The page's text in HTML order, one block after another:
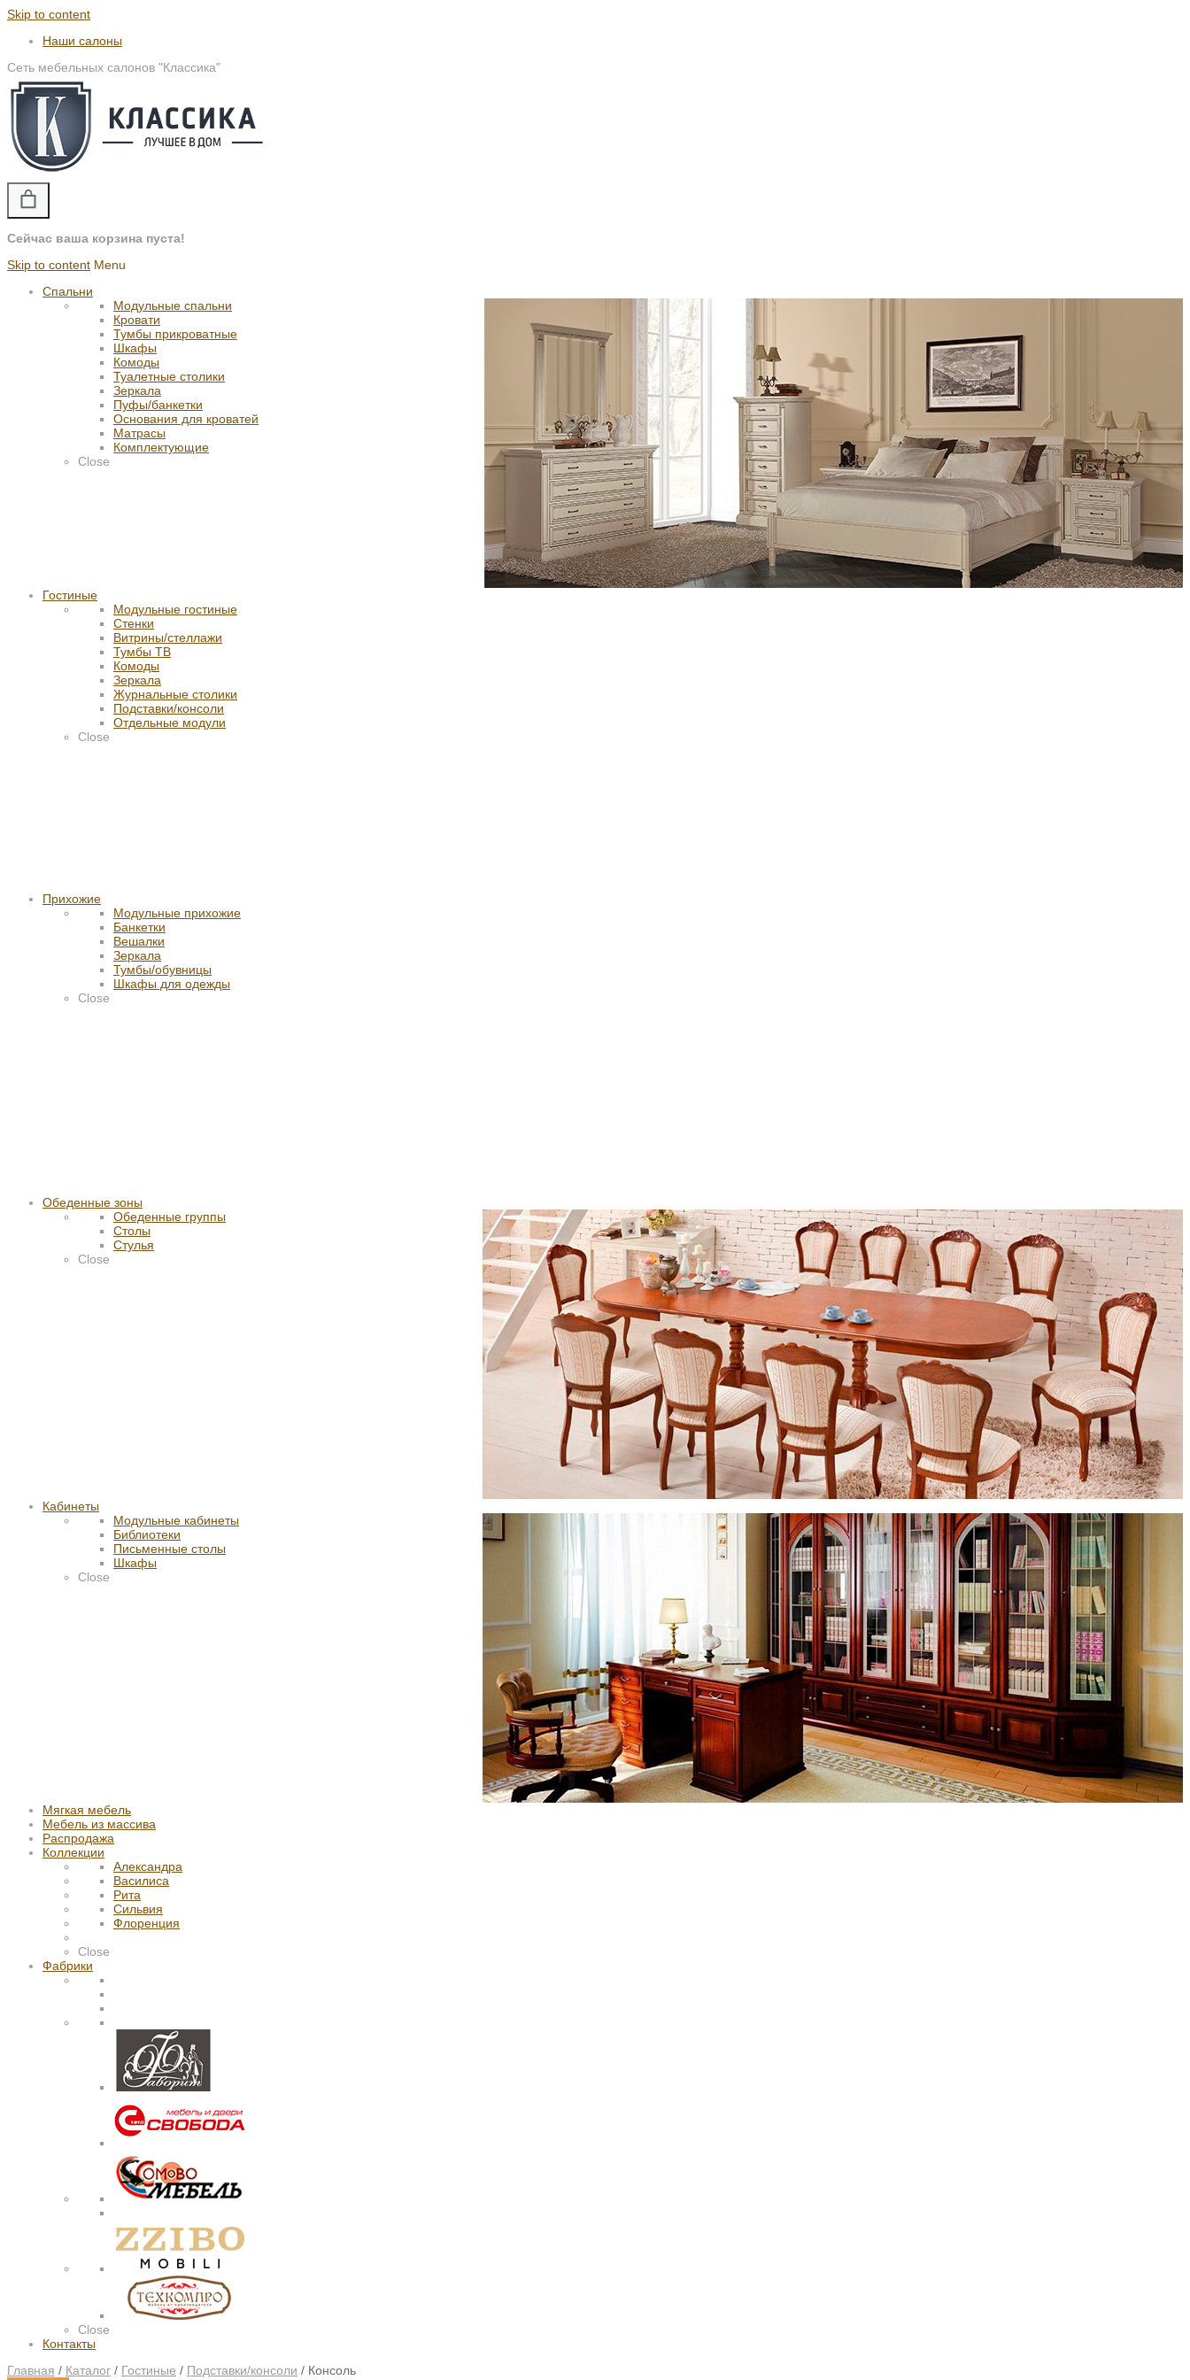
Skip to content
Наши салоны
Сеть мебельных салонов "Классика"
Сейчас ваша корзина пуста!
Skip to content Menu
Спальни
Модульные спальни
Кровати
Тумбы прикроватные
Шкафы
Комоды
Туалетные столики
Зеркала
Пуфы/банкетки
Основания для кроватей
Матрасы
Комплектующие
Close
Гостиные
Модульные гостиные
Стенки
Витрины/стеллажи
Тумбы ТВ
Комоды
Зеркала
Журнальные столики
Подставки/консоли
Отдельные модули
Close
Прихожие
Модульные прихожие
Банкетки
Вешалки
Зеркала
Тумбы/обувницы
Шкафы для одежды
Close
Обеденные зоны
Обеденные группы
Столы
Стулья
Close
Кабинеты
Модульные кабинеты
Библиотеки
Письменные столы
Шкафы
Close
Мягкая мебель
Мебель из массива
Распродажа
Коллекции
Александра
Василиса
Рита
Сильвия
Флоренция
Close
Фабрики
Close
Контакты
Главная / Каталог / Гостиные / Подставки/консоли / Консоль